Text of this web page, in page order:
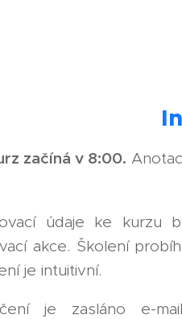
začíná v 8:00.
údaje ke kurzu
akce. Školení
je intuitivní.
je zasláno e-